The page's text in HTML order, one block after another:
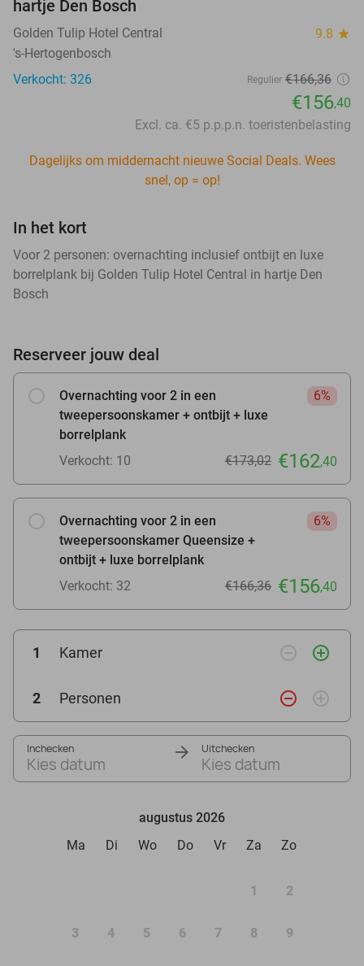
hartje Den Bosch
Golden Tulip Hotel Central 9.8 star
's-Hertogenbosch
Verkocht: 326
Regulier €166,36
€156,40
Excl. ca. €5 p.p.p.n. toeristenbelasting
Dagelijks om middernacht nieuwe Social Deals. Wees
snel, op = op!
In het kort
Voor 2 personen: overnachting inclusief ontbijt en luxe
borrelplank bij Golden Tulip Hotel Central in hartje Den
Bosch
Reserveer jouw deal
Overnachting voor 2 in een
tweepersoonskamer + ontbijt + luxe
borrelplank
6%
Verkocht: 10 €173,02 €162,40
Overnachting voor 2 in een
tweepersoonskamer Queensize +
ontbijt + luxe borrelplank
6%
Verkocht: 32 €166,36 €156,40
1 Kamer remove_circle_outline add_circle_outline
2 Personen remove_circle_outline add_circle_outline
Inchecken
Kies datum
Uitchecken
Kies datum
augustus 2026
Ma
Di Wo Do Vr Za Zo
1 2
3 4 5 6 7 8 9